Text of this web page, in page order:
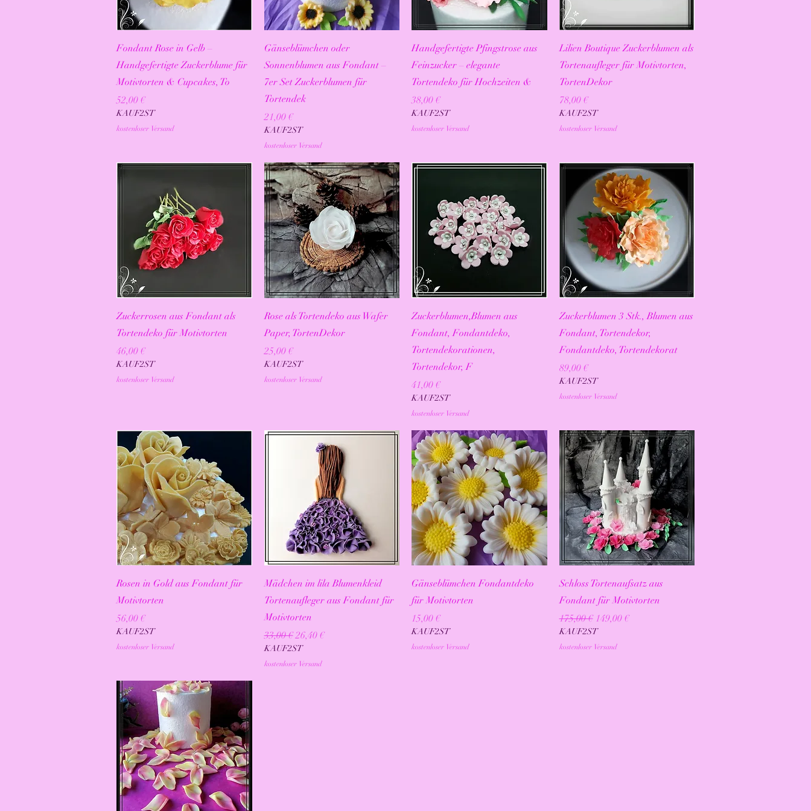
Schnellansicht
Fondant Rose in Gelb –
Handgefertigte Zuckerblume für
Motivtorten & Cupcakes, To
Preis
52,00 €
KAUF2ST
kostenloser Versand
Schnellansicht
Gänseblümchen oder
Sonnenblumen aus Fondant –
7er Set Zuckerblumen für
Tortendek
Preis
21,00 €
KAUF2ST
kostenloser Versand
Schnellansicht
Handgefertigte Pfingstrose aus
Feinzucker – elegante
Tortendeko für Hochzeiten &
Preis
38,00 €
KAUF2ST
kostenloser Versand
Schnellansicht
Lilien Boutique Zuckerblumen als
Tortenaufleger für Motivtorten,
TortenDekor
Preis
78,00 €
KAUF2ST
kostenloser Versand
Schnellansicht
Zuckerrosen aus Fondant als
Tortendeko für Motivtorten
Preis
46,00 €
KAUF2ST
kostenloser Versand
Schnellansicht
Rose als Tortendeko aus Wafer
Paper, TortenDekor
Preis
25,00 €
KAUF2ST
kostenloser Versand
Schnellansicht
Zuckerblumen,Blumen aus
Fondant, Fondantdeko,
Tortendekorationen,
Tortendekor, F
Preis
41,00 €
KAUF2ST
kostenloser Versand
Schnellansicht
Zuckerblumen 3 Stk., Blumen aus
Fondant, Tortendekor,
Fondantdeko, Tortendekorat
Preis
89,00 €
KAUF2ST
kostenloser Versand
Schnellansicht
Rosen in Gold aus Fondant für
Motivtorten
Preis
56,00 €
KAUF2ST
kostenloser Versand
Schnellansicht
Mädchen im lila Blumenkleid
Tortenaufleger aus Fondant für
Motivtorten
Standardpreis
33,00 €Sale-Preis
26,40 €
KAUF2ST
kostenloser Versand
Schnellansicht
Gänseblümchen Fondantdeko
für Motivtorten
Preis
15,00 €
KAUF2ST
kostenloser Versand
Schnellansicht
Schloss Tortenaufsatz aus
Fondant für Motivtorten
Standardpreis
175,00 € Sale-Preis
149,00 €
KAUF2ST
kostenloser Versand